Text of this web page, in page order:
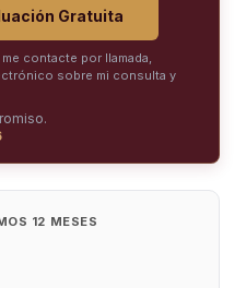
Gratuita
contacte por llamada,
sobre mi consulta y
12 MESES